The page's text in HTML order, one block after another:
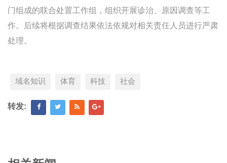
门组成的联合处置工作组，组织开展诊治、原因调查等工
作。后续将根据调查结果依法依规对相关责任人员进行严肃
处理。
域名知识 体育 科技 社会
转发: